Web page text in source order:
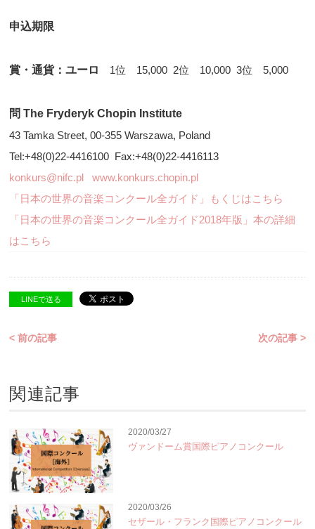
申込期限
賞・通貨：ユーロ 1位 15,000 2位 10,000 3位 5,000
問 The Fryderyk Chopin Institute
43 Tamka Street, 00-355 Warszawa, Poland
Tel:+48(0)22-4416100 Fax:+48(0)22-4416113
konkurs@nifc.pl
www.konkurs.chopin.pl
「日本の世界の音楽コンクール全ガイド」もくじはこちら
「日本の世界の音楽コンクール全ガイド2018年版」本の詳細
はこちら
LINEで送る
< 前の記事 次の記事 >
関連記事
2020/03/27
ヴァンドーム賞国際ピアノコンクール
2020/03/26
セザール・フランク国際ピアノコンクール